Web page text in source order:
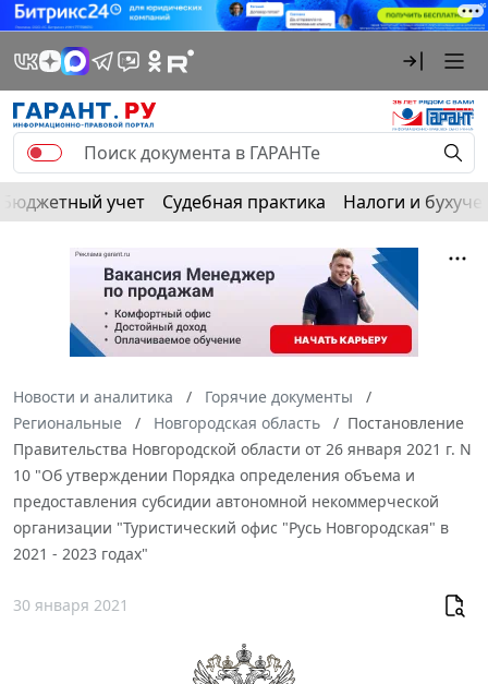
Бюджетный учет Судебная практика Налоги и
Новости и аналитика
Горячие документы
Региональные
Новгородская область
Постановление
Правительства Новгородской области от 26 января 2021 г. N
10 "Об утверждении Порядка определения объема и
предоставления субсидии автономной некоммерческой
организации "Туристический офис "Русь Новгородская" в
2021 - 2023 годах"
30 января 2021